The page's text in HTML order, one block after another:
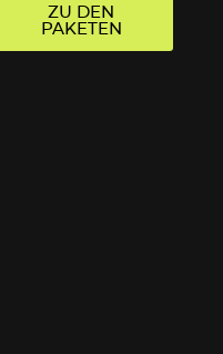
ZU DEN
PAKETEN